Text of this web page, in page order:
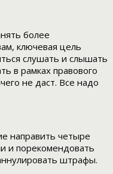
более
ключевая цель
слушать и слышать
в рамках правового
не даст. Все надо
направить четыре
и порекомендовать
штрафы.